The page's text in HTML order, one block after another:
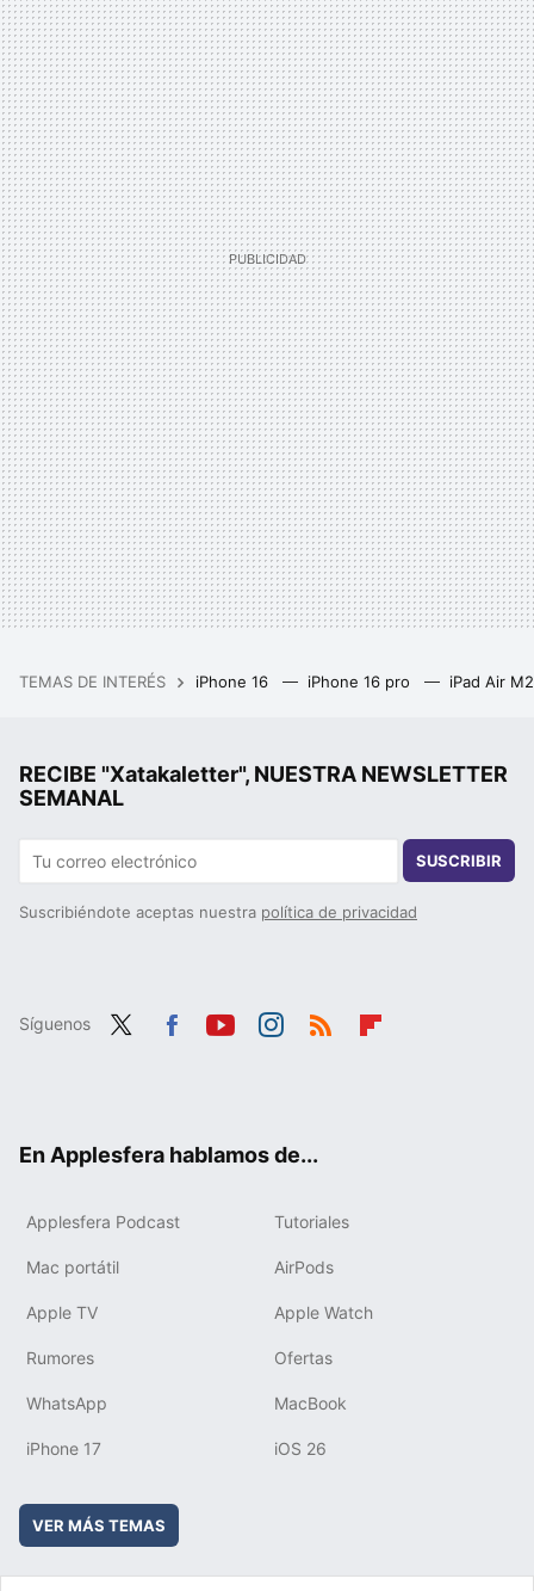
TEMAS DE INTERÉS iPhone 16 iPhone 16 pro iPad Air
RECIBE "Xatakaletter", NUESTRA NEWSLETTER
SEMANAL
SUSCRIBIR
Suscribiéndote aceptas nuestra política de privacidad
Síguenos
En Applesfera hablamos de...
Applesfera Podcast Tutoriales
Mac portátil AirPods
Apple TV Apple Watch
Rumores Ofertas
WhatsApp MacBook
iPhone 17 iOS 26
VER MÁS TEMAS